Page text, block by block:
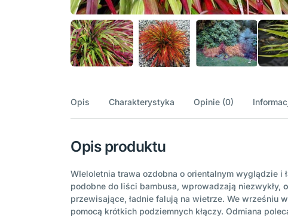
Opis Charakterystyka Opinie (0)
Opis produktu
WIeloletnia trawa ozdobna o orientalnym wyglądzie
podobne do liści bambusa, wprowadzają niezwykły,
przewisające, ładnie falują na wietrze. We wrześniu
pomocą krótkich podziemnych kłączy. Odmiana